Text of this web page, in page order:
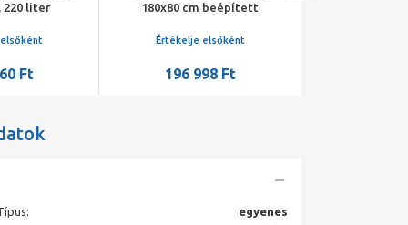
220 liter
Ft
180x80 cm beépített
Értékelje elsőként
196 998 Ft
egyenes